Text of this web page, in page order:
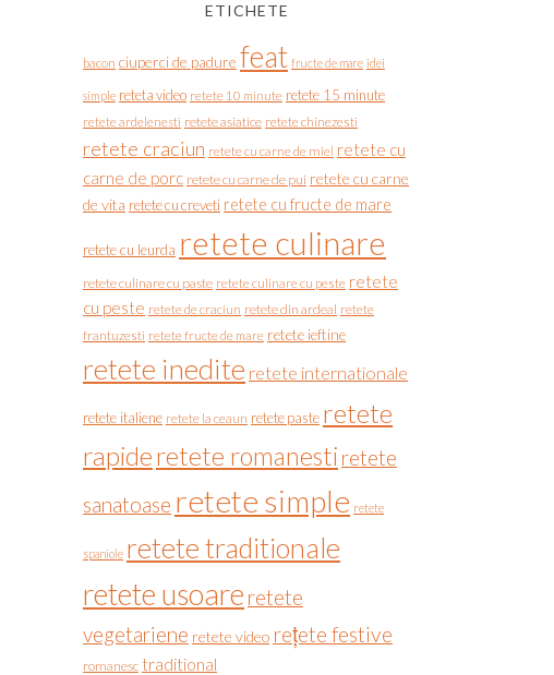
ETICHETE
bacon ciuperci de padure feat fructe de mare idei
simple reteta video retete 10 minute retete 15 minute
retete ardelenesti retete asiatice retete chinezesti
retete craciun retete cu carne de miel retete cu
carne de porc retete cu carne de pui retete cu carne
de vita retete cu creveti retete cu fructe de mare
retete cu leurda retete culinare
retete culinare cu paste retete culinare cu peste retete
cu peste retete de craciun retete din ardeal retete
frantuzesti retete fructe de mare retete ieftine
retete inedite retete internationale
retete italiene retete la ceaun retete paste retete
rapideretete romanesti retete
sanatoase retete simple retete
spaniole retete traditionale
retete usoare retete
vegetariene retete video rețete festive
romanesc traditional